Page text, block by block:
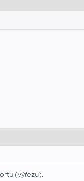
(výřezu).